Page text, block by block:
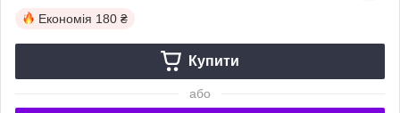
Економія 180 ₴
Купити
або